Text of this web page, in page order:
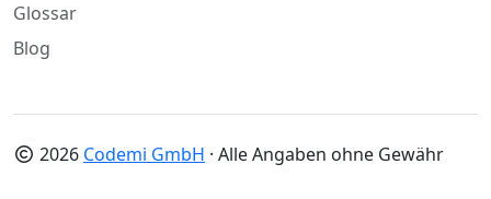
Glossar
Blog
2026 Codemi GmbH · Alle Angaben ohne Gewähr